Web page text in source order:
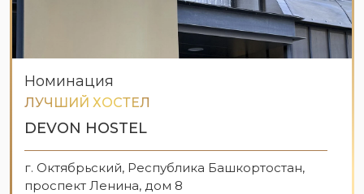
Номинация
ЛУЧШИЙ ХОСТЕЛ
DEVON HOSTEL
г. Октябрьский, Республика Башкортостан,
проспект Ленина, дом 8